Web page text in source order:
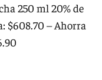
250 ml 20% de
$608.70 – Ahorra